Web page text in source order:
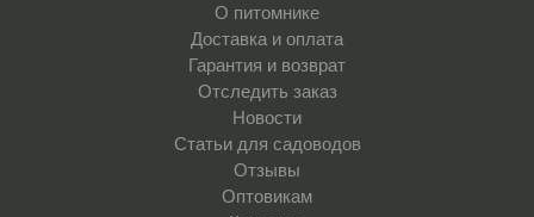
О питомнике
Доставка и оплата
Гарантия и возврат
Отследить заказ
Новости
Статьи для садоводов
Отзывы
Оптовикам